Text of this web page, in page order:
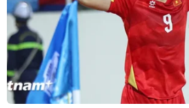
Theo dõi VietnamPlus